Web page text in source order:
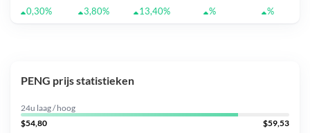
0,30%
3,80% 13,40% % %
PENG prijs statistieken
24u laag / hoog
$54,80
$59,53